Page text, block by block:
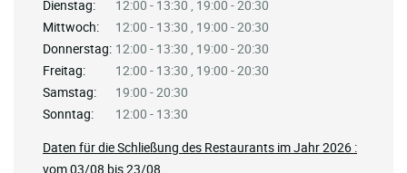
Dienstag:
12:00 - 13:30 , 19:00 - 20:30
Mittwoch:
12:00 - 13:30 , 19:00 - 20:30
Donnerstag: 12:00 - 13:30 , 19:00 - 20:30
Freitag:
12:00 - 13:30 , 19:00 - 20:30
Samstag:
19:00 - 20:30
Sonntag:
12:00 - 13:30
Daten für die Schließung des Restaurants im Jahr 2026 :
vom 03/08 bis 23/08